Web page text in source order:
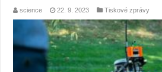
science 22. 9. 2023 Tiskové zprávy